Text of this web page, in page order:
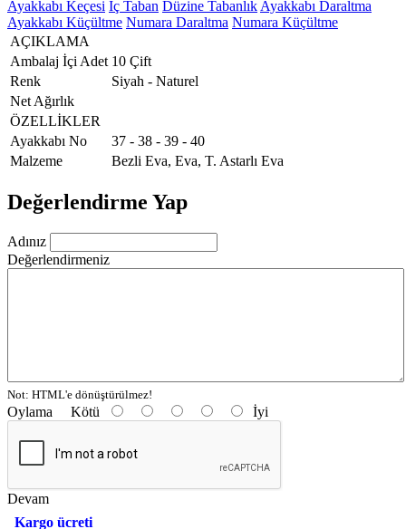
Ayakkabı Keçesi İç Taban Düzine Tabanlık Ayakkabı Daraltma
Ayakkabı Küçültme Numara Daraltma Numara Küçültme
AÇIKLAMA
Ambalaj İçi Adet 10 Çift
Renk
Siyah - Naturel
Net Ağırlık
ÖZELLİKLER
Ayakkabı No
37 - 38 - 39 - 40
Malzeme
Bezli Eva, Eva, T. Astarlı Eva
Değerlendirme Yap
Adınız
Değerlendirmeniz
Not: HTML'e dönüştürülmez!
Oylama Kötü İyi
Devam